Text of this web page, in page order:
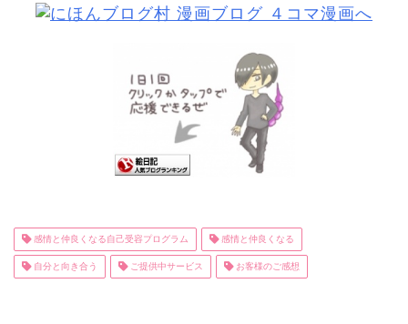
感情と仲良くなる自己受容プログラム 感情と仲良くなる
自分と向き合う ご提供中サービス お客様のご感想